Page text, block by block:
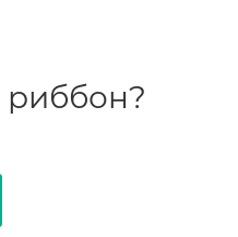
риббон?